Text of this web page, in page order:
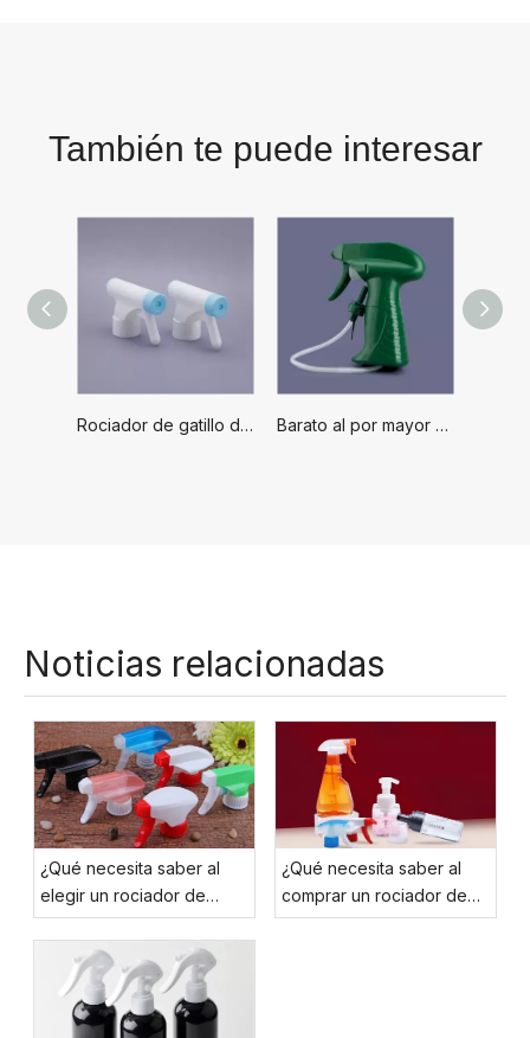
También te puede interesar
Rociador de gatillo de lujo de la bomba del rociador del gatillo de la muestra plástica de la impresión de pantalla plástica del OEM al por mayor Barato al por mayor a prueba de fugas nuevas llegadas rociador de gatillo negro rociador de gatillo con cabezal de pulverización rociador de gatillo Industrial
Noticias relacionadas
¿Qué necesita saber al
elegir un rociador de
gatillo?
¿Qué necesita saber al
comprar un rociador de
gatillo del fabricante?